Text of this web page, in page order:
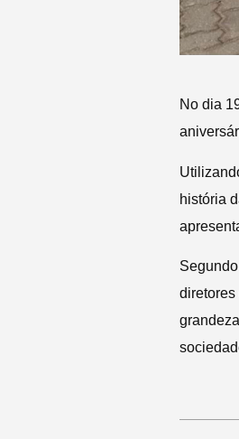
No dia
história
diretores